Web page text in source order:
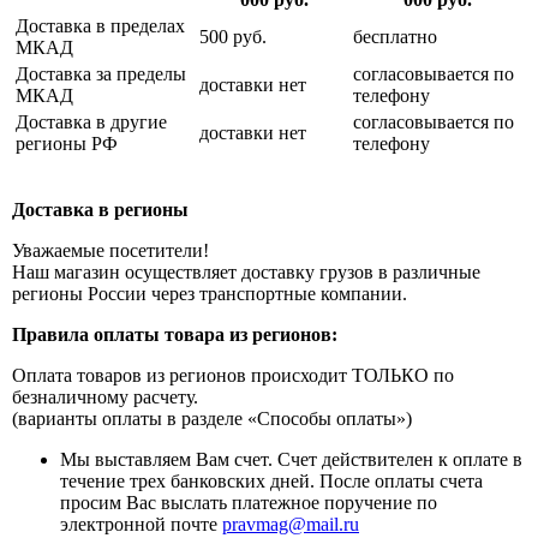
Доставка в пределах
МКАД
500 руб.
бесплатно
Доставка за пределы
МКАД
доставки нет
согласовывается по
телефону
Доставка в другие
регионы РФ
доставки нет
согласовывается по
телефону
Доставка в регионы
Уважаемые посетители!
Наш магазин осуществляет доставку грузов в различные
регионы России через транспортные компании.
Правила оплаты товара из регионов:
Оплата товаров из регионов происходит ТОЛЬКО по
безналичному расчету.
(варианты оплаты в разделе «Способы оплаты»)
Мы выставляем Вам счет. Счет действителен к оплате в
течение трех банковских дней. После оплаты счета
просим Вас выслать платежное поручение по
электронной почте pravmag@mail.ru